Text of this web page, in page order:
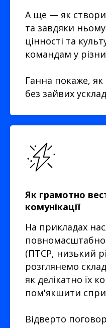
А ще — як
та завдяки
цінності та
командам у
Ганна покаже, як
без зайвих
Як грамотно
комунікації
На прикладах
(ПТСР, низький
розглянемо
як делікатно їх
пом'якшити
Відверто